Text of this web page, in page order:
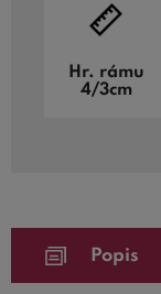
Hr. rámu
4/3cm
Popis